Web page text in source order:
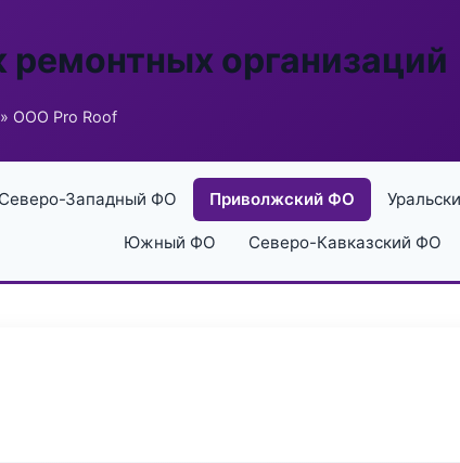
организаций
» ООО Pro Roof
Северо-Западный ФО Приволжский ФО
Южный ФО Северо-Кавказский ФО